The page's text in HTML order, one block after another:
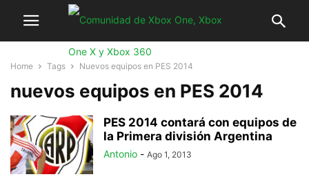
Home Tags Nuevos equipos en PES 2014
nuevos equipos en PES 2014
PES 2014 contará con equipos de
la Primera división Argentina
Antonio - Ago 1, 2013